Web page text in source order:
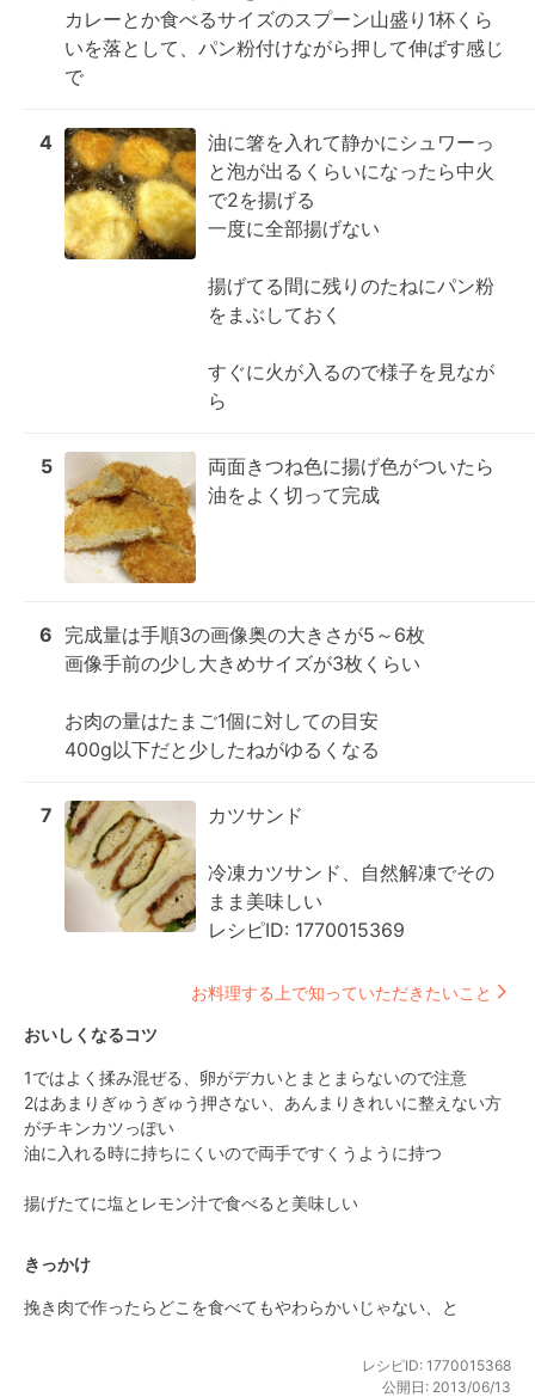
カレーとか食べるサイズのスプーン山盛り1杯くら
いを落として、パン粉付けながら押して伸ばす感じ
で
4
油に箸を入れて静かにシュワーっ
と泡が出るくらいになったら中火
で2を揚げる
一度に全部揚げない
揚げてる間に残りのたねにパン粉
をまぶしておく
すぐに火が入るので様子を見なが
ら
5
両面きつね色に揚げ色がついたら
油をよく切って完成
6 完成量は手順3の画像奥の大きさが5～6枚
画像手前の少し大きめサイズが3枚くらい
お肉の量はたまご1個に対しての目安
400g以下だと少したねがゆるくなる
7 カツサンド
冷凍カツサンド、自然解凍でその
まま美味しい
レシピID: 1770015369
お料理する上で知っていただきたいこと
おいしくなるコツ
1ではよく揉み混ぜる、卵がデカいとまとまらないので注意
2はあまりぎゅうぎゅう押さない、あんまりきれいに整えない方
がチキンカツっぽい
油に入れる時に持ちにくいので両手ですくうように持つ
揚げたてに塩とレモン汁で食べると美味しい
きっかけ
挽き肉で作ったらどこを食べてもやわらかいじゃない、と
レシピID: 1770015368
公開日: 2013/06/13